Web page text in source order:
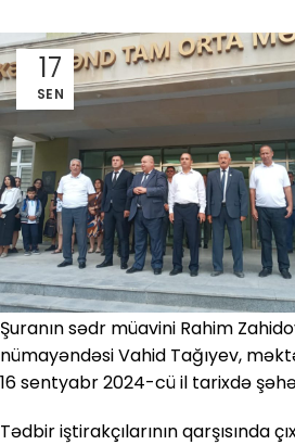
17
SEN
Şuranın sədr müavini Rahim
nümayəndəsi Vahid Tağıyev,
16 sentyabr 2024-cü il tarixdə
Tədbir iştirakçılarının qarşısında